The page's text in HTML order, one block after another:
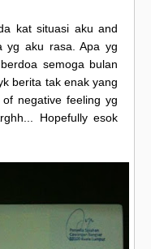
kat situasi aku and
yg aku rasa. Apa yg
semoga bulan
berita tak enak yang
negative feeling yg
Hopefully esok